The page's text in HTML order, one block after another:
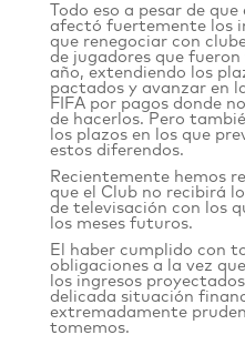
Todo eso a pesar de
afectó fuertemente los
que renegociar con
de jugadores que
año, extendiendo los
pactados y avanzar en
FIFA por pagos donde
de hacerlos. Pero
los plazos en los que
estos diferendos.
Recientemente hemos
que el Club no recibirá
de televisación con los
los meses futuros.
El haber cumplido con
obligaciones a la vez
los ingresos
delicada situación
extremadamente
tomemos.